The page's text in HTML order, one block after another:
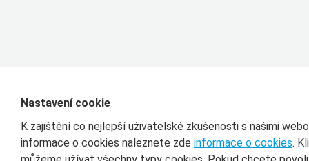
Nastavení cookie
K zajištění co nejlepší uživatelské zkušenosti s našimi
informace o cookies naleznete zde informace o cookies.